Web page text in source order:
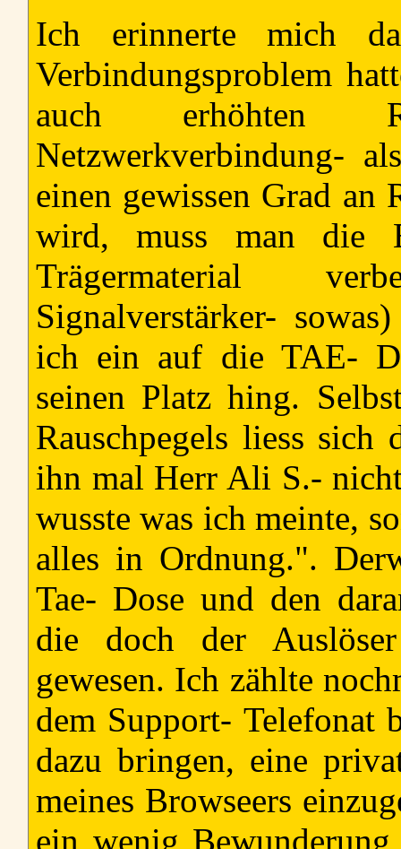
Ich erinnerte mich
Verbindungsproblem
auch erhöhten
Netzwerkverbindung-
einen gewissen Grad an
wird, muss man die
Trägermaterial
Signalverstärker-
ich ein auf die TAE-
seinen Platz hing.
Rauschpegels liess
ihn mal Herr Ali S.-
wusste was ich meinte,
alles in Ordnung.".
Tae- Dose und den
die doch der
gewesen. Ich zählte
dem Support-
dazu bringen, eine
meines Browseers
ein wenig